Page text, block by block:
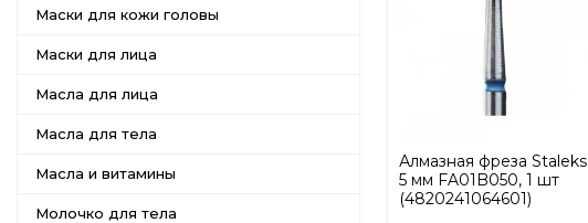
Маски для кожи головы
Маски для лица
Масла для лица
Масла для тела
Масла и витамины
Молочко для тела
Алмазная фреза Staleks
5 мм FA01B050, 1 шт
(4820241064601)